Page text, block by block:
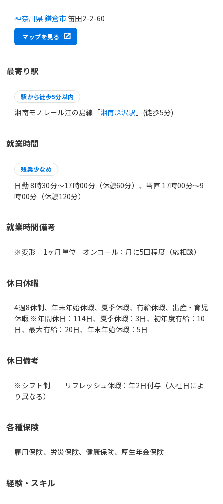
神奈川県 鎌倉市 笛田2-2-60
マップを見る
最寄り駅
駅から徒歩5分以内
湘南モノレール江の島線「湘南深沢駅 」(徒歩5分)
就業時間
残業少なめ
日勤 8時30分〜17時00分（休憩60分）、当直 17時00分〜9
時00分（休憩120分）
就業時間備考
休日休暇
4週8休制、年末年始休暇、夏季休暇、有給休暇、出産・育児
休暇 ※年間休日：114日、夏季休暇：3日、初年度有給：10
日、最大有給：20日、年末年始休暇：5日
休日備考
※シフト制 リフレッシュ休暇：年2日付与（入社日によ
り異なる）
各種保険
雇用保険、労災保険、健康保険、厚生年金保険
経験・スキル